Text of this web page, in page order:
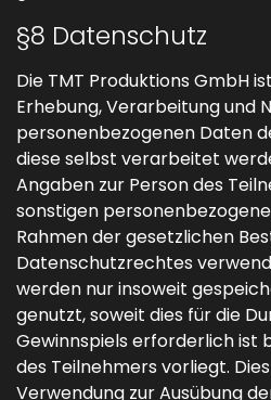
§8 Datenschutz
Die TMT Produktions GmbH
Erhebung, Verarbeitung und
personenbezogenen Daten
diese selbst verarbeitet
Angaben zur Person des
sonstigen
Rahmen der gesetzlichen
Datenschutzrechtes
werden nur insoweit
genutzt, soweit dies für die
Gewinnspiels erforderlich ist
des Teilnehmers vorliegt.
Verwendung zur Ausübung